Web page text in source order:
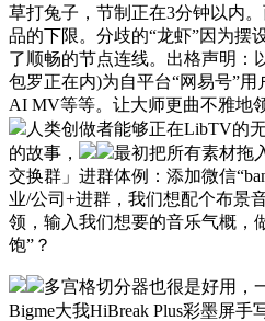
草打兔子，节制正在3分钟以内
品的下限。分歧的“龙虾”因为摆
了顺畅的节点连线。出格声明：
包罗正在内)为自平台“网易号”
AI MV等等。让大师更曲不雅地
人类创做者能够正在LibTV的
的故事，
最初把所有素材拖
交换群」进群体例：添加微信
业/公司+进群，我们想配个布景
领，输入我们想要的音乐气概，
饱”？
多宫格切分器也很是好用，
Bigme大我HiBreak Plus彩墨屏手